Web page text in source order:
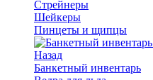
Стрейнеры
Шейкеры
Пинцеты и щипцы
Назад
Банкетный инвентарь